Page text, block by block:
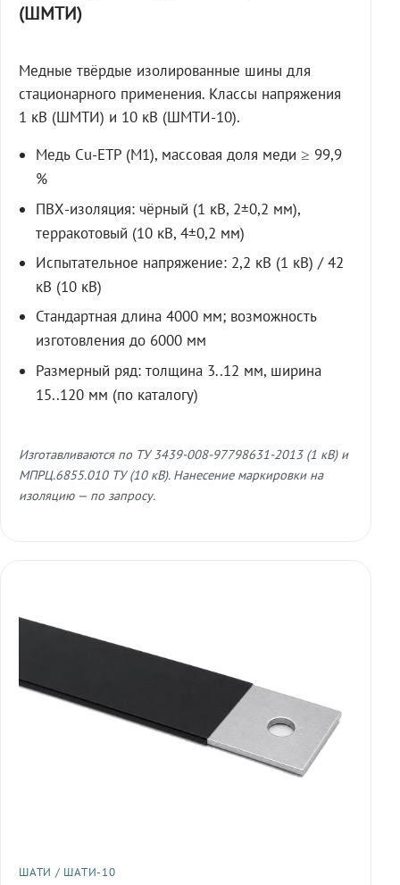
(ШМТИ)
Медные твёрдые изолированные шины для
стационарного применения. Классы напряжения
1 кВ (ШМТИ) и 10 кВ (ШМТИ-10).
Медь Cu-ETP (M1), массовая доля меди ≥ 99,9
%
ПВХ-изоляция: чёрный (1 кВ, 2±0,2 мм),
терракотовый (10 кВ, 4±0,2 мм)
Испытательное напряжение: 2,2 кВ (1 кВ) / 42
кВ (10 кВ)
Стандартная длина 4000 мм; возможность
изготовления до 6000 мм
Размерный ряд: толщина 3..12 мм, ширина
15..120 мм (по каталогу)
Изготавливаются по ТУ 3439-008-97798631-2013 (1 кВ) и
МПРЦ.6855.010 ТУ (10 кВ). Нанесение маркировки на
изоляцию — по запросу.
ШАТИ / ШАТИ-10